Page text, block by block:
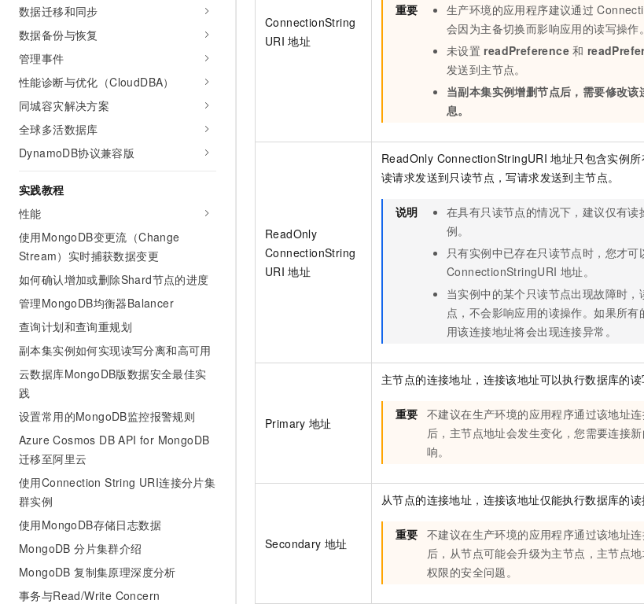
数据迁移和同步
数据备份与恢复
管理事件
性能诊断与优化（CloudDBA）
同城容灾解决方案
全球多活数据库
DynamoDB协议兼容版
实践教程
性能
使用MongoDB变更流（Change
Stream）实时捕获数据变更
如何确认增加或删除Shard节点的进度
管理MongoDB均衡器Balancer
查询计划和查询重规划
副本集实例如何实现读写分离和高可用
云数据库MongoDB版数据安全最佳实
践
设置常用的MongoDB监控报警规则
Azure Cosmos DB API for MongoDB
迁移至阿里云
使用Connection String URI连接分片集
群实例
使用MongoDB存储日志数据
MongoDB 分片集群介绍
MongoDB 复制集原理深度分析
事务与Read/Write Concern
ConnectionString
URI 地址
重要 生产环境的应用程序建议通过
会因为主备切换而影响应用的读写操作。
未设置 readPreference 和
发送到主节点。
当副本集实例增删节点后，需要修改
息。
ReadOnly
ConnectionString
URI 地址
ReadOnly ConnectionStringURI 地址只包含实例
读请求发送到只读节点，写请求发送到主节点。
说明
在具有只读节点的情况下，建议仅有
例。
只有实例中已存在只读节点时，您才可
ConnectionStringURI 地址。
当实例中的某个只读节点出现故障时
点，不会影响应用的读操作。如果所
用该连接地址将会出现连接异常。
Primary 地址
主节点的连接地址，连接该地址可以执行数据库的读
重要 不建议在生产环境的应用程序通过该地址
后，主节点地址会发生变化，您需要连接
响。
Secondary 地址
从节点的连接地址，连接该地址仅能执行数据库的读
重要 不建议在生产环境的应用程序通过该地址
后，从节点可能会升级为主节点，主节点
权限的安全问题。